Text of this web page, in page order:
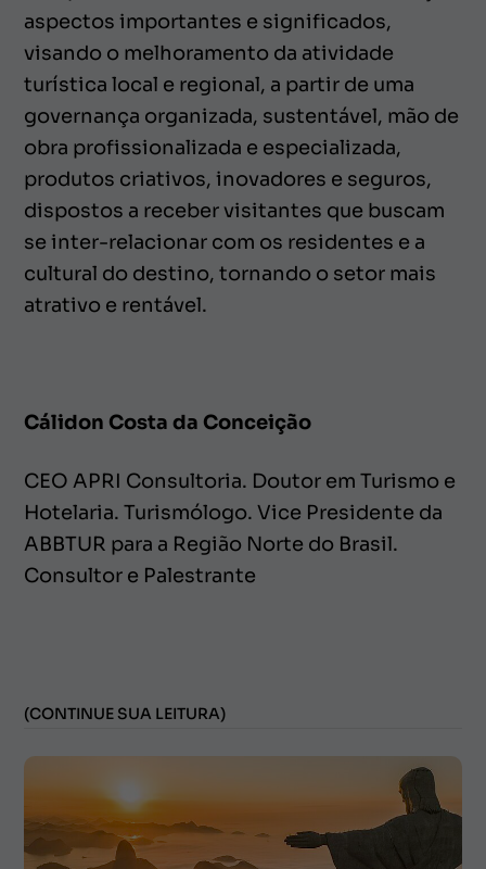
aspectos importantes e significados,
visando o melhoramento da atividade
turística local e regional, a partir de uma
governança organizada, sustentável, mão de
obra profissionalizada e especializada,
produtos criativos, inovadores e seguros,
dispostos a receber visitantes que buscam
se inter-relacionar com os residentes e a
cultural do destino, tornando o setor mais
atrativo e rentável.
Cálidon Costa da Conceição
CEO APRI Consultoria. Doutor em Turismo e
Hotelaria. Turismólogo. Vice Presidente da
ABBTUR para a Região Norte do Brasil.
Consultor e Palestrante
(CONTINUE SUA LEITURA)